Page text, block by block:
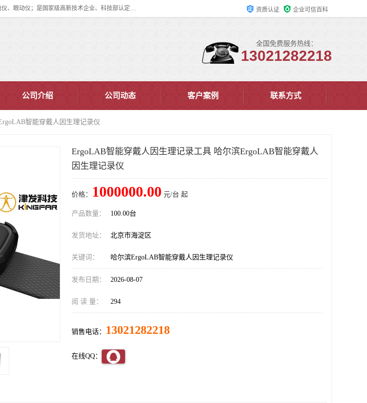
眼动仪多少钱?北京津发科技股份有限公司主营：事件相关电位仪、生理仪、肌电仪、脑电仪、皮电仪、眼动仪；是国家级高新技术企业、科技部认定的科技型中小企业和中关村高新技术企业，具备保密资格，具备自主进出口经营权；自主研发技术、产品与服务荣获多项省部级科学技术奖励、国家发明专利、国家软件著作权和省部级新技术新产品（服务）认证。 资质认证 企业可信百科
全国免费服务热线：
13021282218
公司介绍 公司动态 客户案例 联系方式
智能穿戴人因生理记录仪
ErgoLAB智能穿戴人因生理记录工具 哈尔滨ErgoLAB智能穿戴人
因生理记录仪
价格： 1000000.00 元/台 起
产品数量： 100.00台
发货地址： 北京市海淀区
关键词： 哈尔滨ErgoLAB智能穿戴人因生理记录仪
发布日期： 2026-08-07
阅 读 量： 294
销售电话： 13021282218
在线QQ：